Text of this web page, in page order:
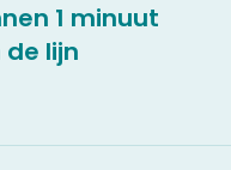
1 minuut
lijn